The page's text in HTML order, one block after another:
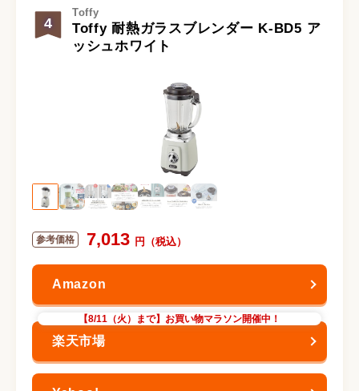
4
Toffy
Toffy 耐熱ガラスブレンダー K-BD5 ア
ッシュホワイト
7,013
【8/11（火）まで】お買い物マラソン開催中！